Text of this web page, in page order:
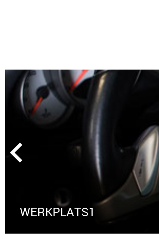
WERKPLATS1
Lorem ipsum dolor sit amet, consectetuer